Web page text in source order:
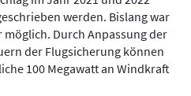
werden. Bislang war
Durch Anpassung der
der Flugsicherung können
100 Megawatt an Windkraft